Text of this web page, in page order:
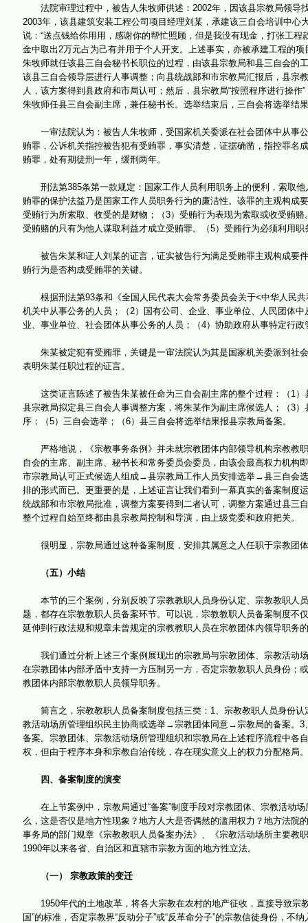
法院审理过程中，被告人朱牧师供述：2002年，因该县宗教局领导
2003年，该县建筑安装工程公司项目经理刘某，承建该三自会培训中
说：“送点钱给你用用，感谢你的帮忙照顾，但是我没有现金，打张工
金中取出2万元占为己有并用于个人开支。上述事实，亦被承建工程的项
朱牧师就任该县三自会秘书长职位的过程，由该县宗教局和县三自会的
该县三自会领导层进行人事调整；向县统战部和市宗教局汇报后，县宗
人，该方案得到县政府和市局认可；然后，县宗教局“按照程序进行操
朱牧师任县三自会副主席，兼任秘书长。选举结束后，三自会将选举结
一审法院认为：被告人朱牧师，受国家机关委派在社会团体中从事
贿罪，公诉机关指控被告犯有受贿罪，事实清楚，证据确凿，指控罪
贿罪，处有期徒刑一年，缓刑两年。
刑法第385条第一款规定：国家工作人员利用职务上的便利，索取他
贿罪的保护法益乃是国家工作人员职务行为的廉洁性。该罪的主观构
受贿行为所索取、收受的是财物；（3）受贿行为表现为索取或收受贿
受贿赂的只有为他人谋取利益才成立受贿罪。（5）受贿行为必须利用职
被告朱某和证人刘某的证言，证实被告行为满足受贿罪主观构成要
贿行为是否构成受贿罪的关键。
根据刑法第93条和《全国人民代表大会常务委员会关于<中华人民共
机关中从事公务的人员；（2）国有公司、企业、事业单位、人民团体
业、事业单位、社会团体从事公务的人员；（4）协助政府从事特定行
朱某被定犯有受贿罪，关键是一审法院认为其是国家机关委派到社
表明朱某任职过程的证言。
这类证言陈述了被告朱某被任命为三自会副主席的整个过程：（1）
县宗教局拟定县三自会人事调整方案，将朱某作为副主席候选人；（3
序；（5）三自会选举；（6）县三自会将选举结果报县宗教局备案。
严格地说，《宗教事务条例》并未就宗教团体内部领导机构宗教教
自会的主席、副主席、秘书长和常务委员会委员，由该会最高权力机
市宗教局认可正式候选人组成→县宗教局工作人员安排选举→县三自会
排的形式而已。更重要的是，上述证言让我们看到一幕真实的备案制度
统战部和市宗教局批准，调整方案要得到二者认可，调整方案通过县三
整个过程自始至终都由县宗教局控制和导演，由上级党委和政府把关。
很明显，宗教局通过这种备案制度，安排其属意之人任职于宗教团
（五）小结
本节的三个案例，分别反映了宗教教职人员身份认定、宗教教职人
题，都存在宗教教职人员备案环节。可以说，宗教教职人员备案制度不
延伸到行政法规和规章未曾规定的宗教教职人员在宗教团体内领导职务
我们通过分析上述三个案例展现出的宗教局与宗教团体、宗教活动
在宗教团体内部矛盾中支持一方压制另一方，否定宗教教职人员身份；
教团体内部宗教教职人员领导职务。
简言之，宗教教职人员备案制度包括三类：1、宗教教职人员身份认
教活动场所管理组织民主协商或选举→宗教团体同意→宗教局的备案。
备案。宗教团体、宗教活动场所管理组织和宗教局在上述程序流程中各
权，但由于程序本身和宗教自治传统，存在现实意义上的权力分配格局
四、备案制度的演变
在上节案例中，宗教局通过“备案”制度手段对宗教团体、宗教活动
么，这是否仅是地方性现象？地方人大是否偶然的滥用权力？地方法院
事务局的部门规章《宗教教职人员备案办法》、《宗教活动场所主要教
1990年以来各省、自治区和直辖市宗教方面的地方性立法。
（一） 宗教政策的变迁
1950年代的土地改革，将各大宗教在农村的地产征收，直接导致宗
国”的标准，否定宗教界“反动分子”或“反革命分子”的宗教信徒身份，不